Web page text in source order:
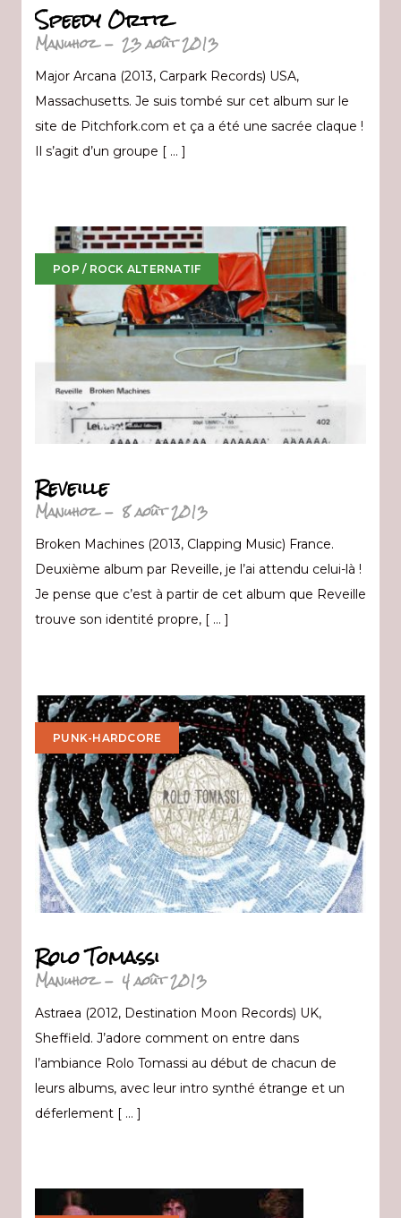
Speedy Ortiz
Manuhoz- 23 août 2013
Major Arcana (2013, Carpark Records) USA,
Massachusetts. Je suis tombé sur cet album sur le
site de Pitchfork.com et ça a été une sacrée claque !
Il s’agit d’un groupe [ … ]
POP / ROCK ALTERNATIF
Reveille
Manuhoz- 8 août 2013
Broken Machines (2013, Clapping Music) France.
Deuxième album par Reveille, je l’ai attendu celui-là !
Je pense que c’est à partir de cet album que Reveille
trouve son identité propre, [ … ]
PUNK-HARDCORE
Rolo Tomassi
Manuhoz- 4 août 2013
Astraea (2012, Destination Moon Records) UK,
Sheffield. J’adore comment on entre dans
l’ambiance Rolo Tomassi au début de chacun de
leurs albums, avec leur intro synthé étrange et un
déferlement [ … ]